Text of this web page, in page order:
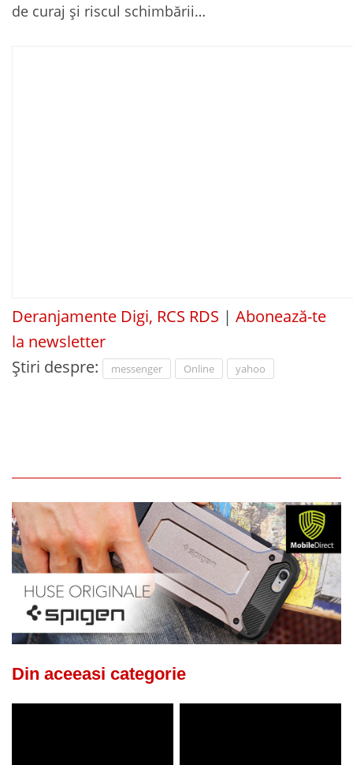
de curaj și riscul schimbării…
Deranjamente Digi, RCS RDS | Abonează-te
la newsletter
Știri despre:
messenger Online yahoo
Din aceeasi categorie